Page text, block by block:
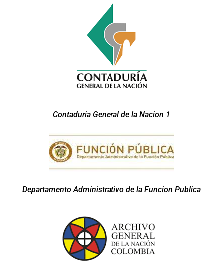
Contaduria General de la Nacion 1
Departamento Administrativo de la Funcion Publica